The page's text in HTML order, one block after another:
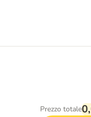
Prezzo totale